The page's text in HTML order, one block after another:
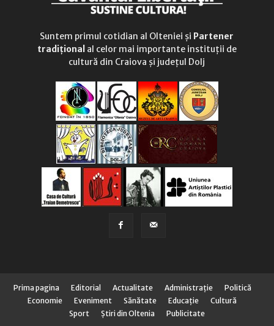
Suntem primul cotidian al Olteniei și Partener
tradițional al celor mai importante instituții de
cultură din Craiova și județul Dolj
Prima pagina Editorial Actualitate Administraţie
Politică
Economie
Eveniment Sănătate Educaţie
Cultură
Sport
Știri din Oltenia Publicitate